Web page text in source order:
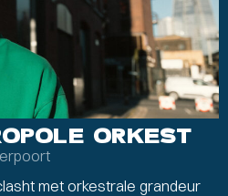
ORKEST
met orkestrale grandeur